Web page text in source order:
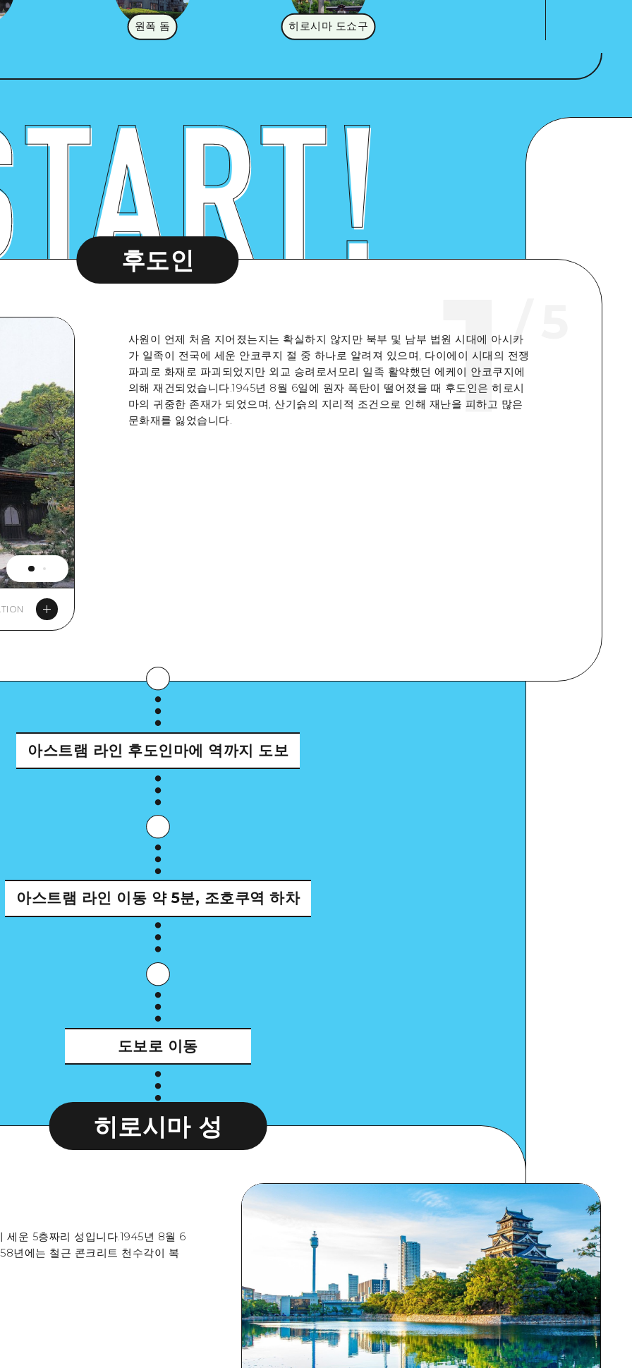
원폭 돔 히로시마 도쇼구
후도인 1/
사원이 언제 처음 지어졌는지는 확실하지 않지만 북부 및 남부 법원 시대에 아시카
가 일족이 전국에 세운 안코쿠지 절 중 하나로 알려져 있으며, 다이에이 시대의 전쟁
파괴로 화재로 파괴되었지만 외교 승려로서모리 일족 활약했던 에케이 안코쿠지에
의해 재건되었습니다.1945년 8월 6일에 원자 폭탄이 떨어졌을 때 후도인은 히로시
마의 귀중한 존재가 되었으며, 산기슭의 지리적 조건으로 인해 재난을 피하고 많은
문화재를 잃었습니다.
아스트램 라인 후도인마에 역까지 도보
아스트램 라인 이동 약 5분, 조호쿠역 하차
도보로 이동
히로시마 성
세운 5층짜리 성입니다.1945년 8월 6
년에는 철근 콘크리트 천수각이 복